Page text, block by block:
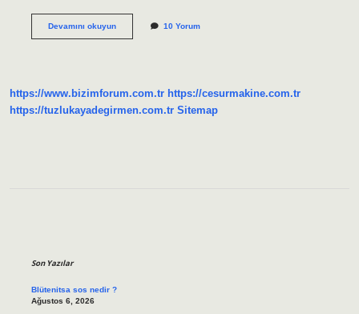
Devamını okuyunÇalıkuşu
10 Yorum
https://www.bizimforum.com.tr https://cesurmakine.com.tr
https://tuzlukayadegirmen.com.tr Sitemap
Son Yazılar
Blütenitsa sos nedir ?
Ağustos 6, 2026